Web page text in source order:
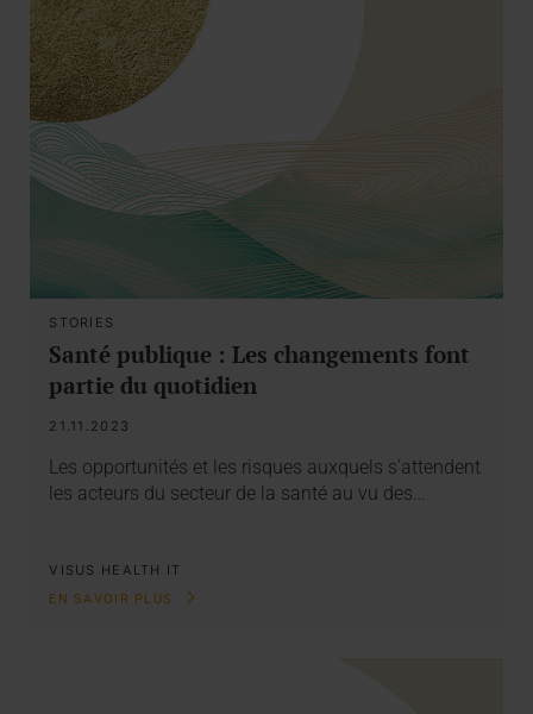
STORIES
Santé publique : Les changements font
partie du quotidien
21.11.2023
Les opportunités et les risques auxquels s’attendent
les acteurs du secteur de la santé au vu des…
VISUS HEALTH IT
EN SAVOIR PLUS